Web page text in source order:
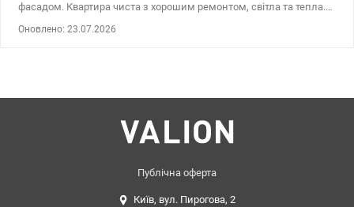
фасадом. Квартира чиста з хорошим ремонтом, світла та тепла.
інфраструктура. До метро Мінська та Героїв Дніпра 15 хв. пішки.
транспорту під будинком. Ціна : 123500 у.о. 0504434948 Оксана
Романець valion.ua/758290
Оновлено: 23.07.2026
Публічна оферта
Київ, вул. Пирогова, 2